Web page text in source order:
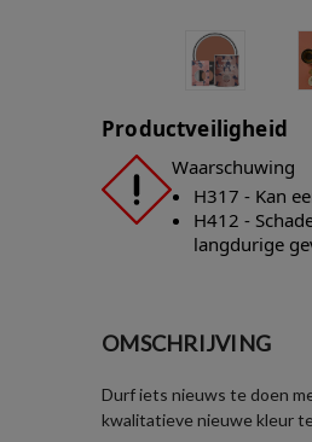
Productveiligheid
Waarschuwing
H317 - Kan
H412 -
langdurige
OMSCHRIJVING
Durf iets nieuws te doen
kwalitatieve nieuwe kleur